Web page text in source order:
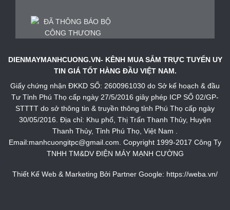
DIENMAYMANHCUONG.VN- KÊNH MUA SẮM TRỰC TUYẾN UY
TIN GIÁ TỐT HÀNG ĐẦU VIỆT NAM.
Giấy chứng nhận ĐKKD SỐ: 2600961030 do Sở kế hoạch & đầu
Tư Tỉnh Phú Thọ cấp ngày 27/5/2016 giây phép ICP SỐ 02/GP-
STTTT do sở thông tin & truyền thông tỉnh Phú Thọ cấp ngày
30/05/2016. Địa chỉ: Khu phố, Thị Trấn Thanh Thủy, Huyện
Thanh Thủy, Tỉnh Phú Thọ, Việt Nam .
Email:manhcuongitpc@gmail.com. Copyright 1999-2017 Công Ty
TNHH TM&DV ĐIỆN MÁY MẠNH CƯỜNG
Thiết Kế Web & Marketing Bởi Partner Google: https://weba.vn/